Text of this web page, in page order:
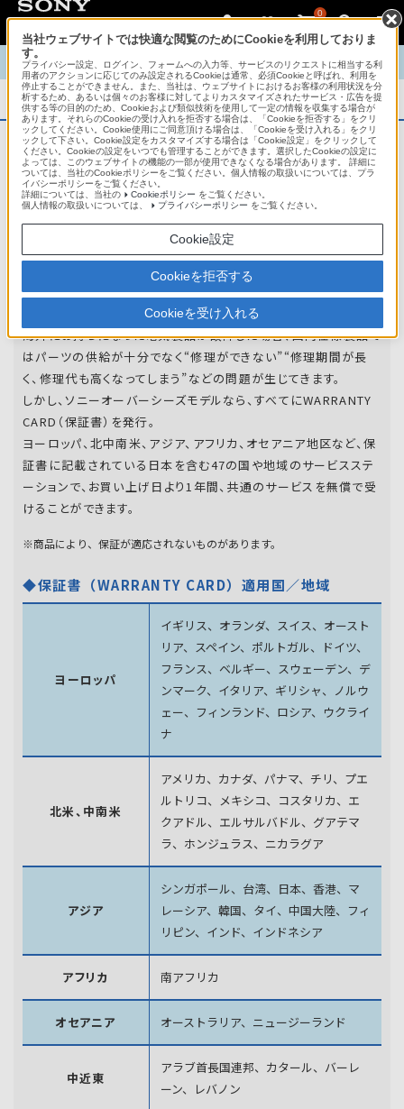
0
TOP 商品概要 商品情報 English 中文
商品概要
アフターサービス
オーバーシーズモデルは、いろいろな国
地域で共通の保証を実施しています。
世界47の国や地域で共通の保証サービスを実施し
ています。
海外にお持ちになった電気製品が故障した場合、国内仕様製品で
はパーツの供給が十分でなく“修理ができない”“修理期間が長
く、修理代も高くなってしまう”などの問題が生じてきます。
しかし、ソニーオーバーシーズモデルなら、すべてにWARRANTY
CARD（保証書）を発行。
ヨーロッパ、北中南米、アジア、アフリカ、オセアニア地区など、保
証書に記載されている日本を含む47の国や地域のサービスステ
ーションで、お買い上げ日より1年間、共通のサービスを無償で受
けることができます。
※商品により、保証が適応されないものがあります。
◆保証書（WARRANTY CARD）適用国／地域
ヨーロッパ
イギリス、オランダ、スイス、オースト
リア、スペイン、 ポルトガル、ドイツ、
フランス、ベルギー、スウェーデン、 デ
ンマーク、イタリア、ギリシャ、ノルウ
ェー、フィンランド、 ロシア、ウクライ
ナ
北米、中南米
アメリカ、カナダ、パナマ、チリ、プエ
ルトリコ、メキシコ、 コスタリカ、エ
クアドル、エルサルバドル、グアテマ
ラ、 ホンジュラス、ニカラグア
アジア
シンガポール、台湾、日本、香港、マ
レーシア、韓国、 タイ、中国大陸、フィ
リピン、インド、インドネシア
アフリカ 南アフリカ
オセアニア オーストラリア、ニュージーランド
中近東
アラブ首長国連邦、カタール、バーレ
ーン、レバノン
当社ウェブサイトでは快適な閲覧のためにCookieを利用しておりま
す。
プライバシー設定、ログイン、フォームへの入力等、サービスのリクエストに相当する利
用者のアクションに応じてのみ設定されるCookieは通常、必須Cookieと呼ばれ、利用を
停止することができません。また、当社は、ウェブサイトにおけるお客様の利用状況を分
析するため、あるいは個々のお客様に対してよりカスタマイズされたサービス・広告を提
供する等の目的のため、Cookieおよび類似技術を使用して一定の情報を収集する場合が
あります。それらのCookieの受け入れを拒否する場合は、「Cookieを拒否する」をクリ
ックしてください。Cookie使用にご同意頂ける場合は、「Cookieを受け入れる」をクリ
ックして下さい。Cookie設定をカスタマイズする場合は「Cookie設定」をクリックして
ください。Cookieの設定をいつでも管理することができます。選択したCookieの設定に
よっては、このウェブサイトの機能の一部が使用できなくなる場合があります。 詳細に
ついては、当社のCookieポリシーをご覧ください。個人情報の取扱いについては、プラ
イバシーポリシーをご覧ください。
詳細については、当社の
Cookieポリシー をご覧ください。
個人情報の取扱いについては、
プライバシーポリシー をご覧ください。
Cookie設定
Cookieを拒否する
Cookieを受け入れる